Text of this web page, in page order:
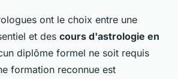
ont le choix entre une
et des cours d'astrologie en
diplôme formel ne soit requis
formation reconnue est